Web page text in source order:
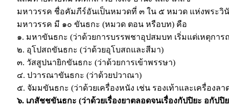
มหาวรรค ชื่อคัมภีร์อันเป็นหมวดที่ ๓ ใน ๕ หมวด แห่งพระวิ
มหาวรรค มี ๑๐ ขันธกะ (หมวด ตอน หรือบท) คือ
๑. มหาขันธกะ (ว่าด้วยการบรรพชาอุปสมบท เริ่มแต่เหตุกา
๒. อุโปสถขันธกะ (ว่าด้วยอุโบสถและสีมา)
๓. วัสสูปนายิกขันธกะ (ว่าด้วยการเข้าพรรษา)
๔. ปวารณาขันธกะ (ว่าด้วยปวาณา)
๕. จัมมขันธกะ (ว่าด้วยเครื่องหนัง เช่น รองเท้าและเครื่องลา
๖. เภสัชชขันธกะ (ว่าด้วยเรื่องยาตลอดจนเรื่องกัปปิยะ อกัปปิ